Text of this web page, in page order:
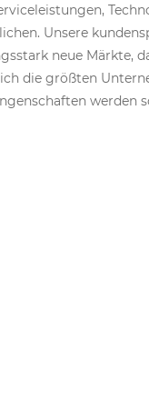
Unsere
neue Märkte,
die größten
werden